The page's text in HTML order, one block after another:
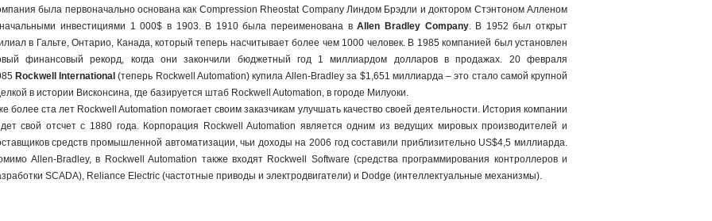
была первоначально основана как Compression Rheostat Company Линдом Брэдли и доктором Стэнтоном Алленом
инвестициями 1 000$ в 1903. В 1910 была переименована вAllen Bradley Company. В 1952 был открыт
в Гальте, Онтарио, Канада, который теперь насчитывает более чем 1000 человек. В 1985 компанией был установлен
финансовый рекорд, когда они закончили бюджетный год 1 миллиардом долларов в продажах. 20 февраля
Rockwell International (теперь Rockwell Automation) купила Allen-Bradley за $1,651 миллиарда – это стало самой крупной
в истории Висконсина, где базируется штаб Rockwell Automation, в городе Милуоки.
более ста лет Rockwell Automation помогает своим заказчикам улучшать качество своей деятельности. История компании
свой отсчет с 1880 года. Корпорация Rockwell Automation является одним из ведущих мировых производителей и
средств промышленной автоматизации, чьи доходы на 2006 год составили приблизительно US$4,5 миллиарда.
Allen-Bradley, в Rockwell Automation также входят Rockwell Software (средства программирования контроллеров и
SCADA), Reliance Electric (частотные приводы и электродвигатели) и Dodge (интеллектуальные механизмы).